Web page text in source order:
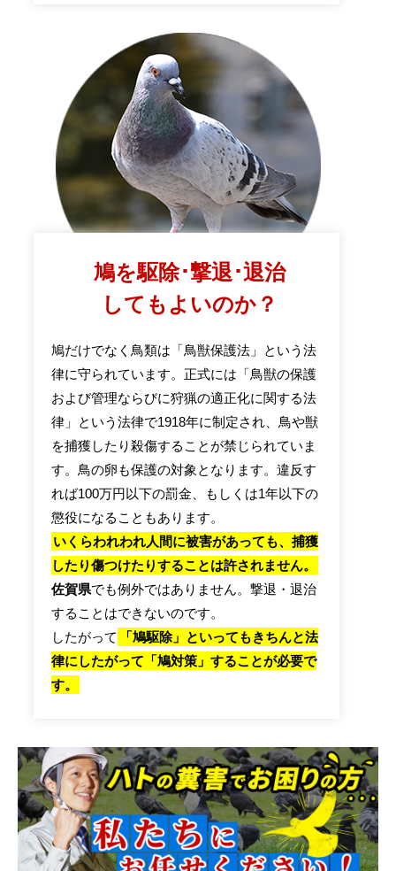
鳩を駆除･撃退･退治
してもよいのか？
鳩だけでなく鳥類は「鳥獣保護法」という法
律に守られています。正式には「鳥獣の保護
および管理ならびに狩猟の適正化に関する法
律」という法律で1918年に制定され、鳥や獣
を捕獲したり殺傷することが禁じられていま
す。鳥の卵も保護の対象となります。違反す
れば100万円以下の罰金、もしくは1年以下の
懲役になることもあります。
いくらわれわれ人間に被害があっても、捕獲
したり傷つけたりすることは許されません。
佐賀県でも例外ではありません。撃退・退治
することはできないのです。
したがって
「鳩駆除」といってもきちんと法
律にしたがって「鳩対策」することが必要で
す。